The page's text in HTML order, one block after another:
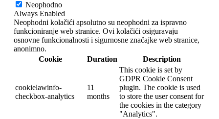
Neophodno
Always Enabled
Neophodni kolačići apsolutno su neophodni za ispravno
funkcioniranje web stranice. Ovi kolačići osiguravaju
osnovne funkcionalnosti i sigurnosne značajke web stranice,
anonimno.
Cookie
Duration Description
cookielawinfo-
checkbox-analytics
11
months
This cookie is set by
GDPR Cookie Consent
plugin. The cookie is used
to store the user consent for
the cookies in the category
"Analytics".